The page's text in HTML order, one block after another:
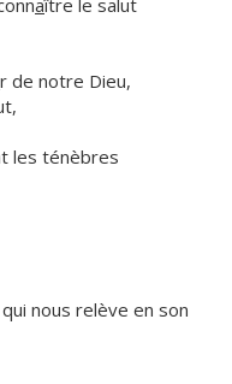
aître le salut
r de notre Dieu,
les ténèbres
nous relève en son